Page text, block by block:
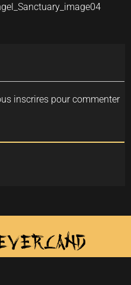
inscrires pour commenter